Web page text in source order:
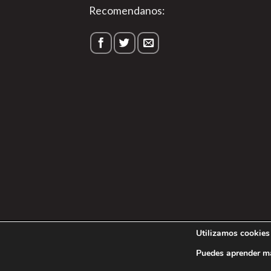
Recomendanos:
Política de
Copyright
Utilizamos
Puedes aprender